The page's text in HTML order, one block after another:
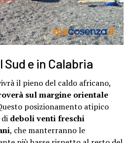
e in Calabria
il pieno del caldo africano,
sul margine orientale
posizionamento atipico
deboli venti freschi
, che manterranno le